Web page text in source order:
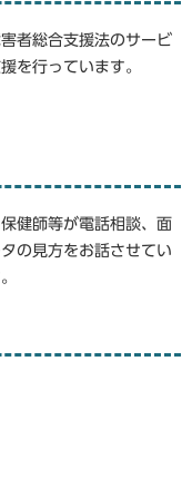
者総合支援法のサービ
を行っています。
健師等が電話相談、面
の見方をお話させてい